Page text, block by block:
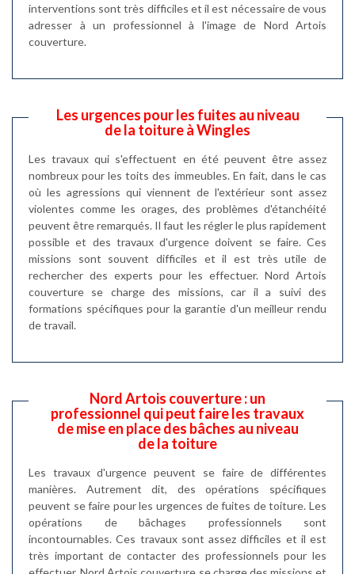
interventions sont très difficiles et il est nécessaire de vous
adresser à un professionnel à l'image de Nord Artois
couverture.
Les urgences pour les fuites au niveau
de la toiture à Wingles
Les travaux qui s'effectuent en été peuvent être assez
nombreux pour les toits des immeubles. En fait, dans le cas
où les agressions qui viennent de l'extérieur sont assez
violentes comme les orages, des problèmes d'étanchéité
peuvent être remarqués. Il faut les régler le plus rapidement
possible et des travaux d'urgence doivent se faire. Ces
missions sont souvent difficiles et il est très utile de
rechercher des experts pour les effectuer. Nord Artois
couverture se charge des missions, car il a suivi des
formations spécifiques pour la garantie d'un meilleur rendu
de travail.
Nord Artois couverture : un
professionnel qui peut faire les travaux
de mise en place des bâches au niveau
de la toiture
Les travaux d'urgence peuvent se faire de différentes
manières. Autrement dit, des opérations spécifiques
peuvent se faire pour les urgences de fuites de toiture. Les
opérations de bâchages professionnels sont
incontournables. Ces travaux sont assez difficiles et il est
très important de contacter des professionnels pour les